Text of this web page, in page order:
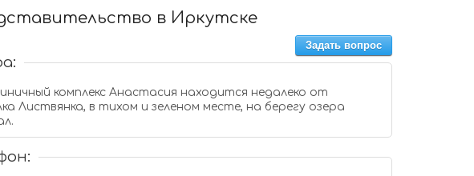
в Иркутске
Задать вопрос
комплекс Анастасия находится недалеко от
Листвянка, в тихом и зеленом месте, на берегу озера